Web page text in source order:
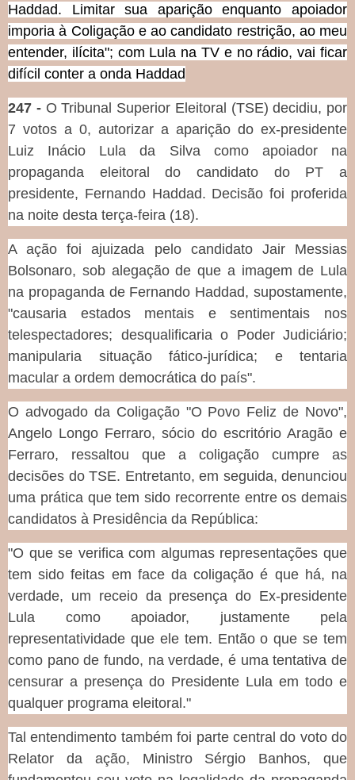
Haddad. Limitar sua aparição enquanto apoiador
imporia à Coligação e ao candidato restrição, ao meu
entender, ilícita"; com Lula na TV e no rádio, vai ficar
difícil conter a onda Haddad
247 -O Tribunal Superior Eleitoral (TSE) decidiu, por
7 votos a 0, autorizar a aparição do ex-presidente
Luiz Inácio Lula da Silva como apoiador na
propaganda eleitoral do candidato do PT a
presidente, Fernando Haddad. Decisão foi proferida
na noite desta terça-feira (18).
A ação foi ajuizada pelo candidato Jair Messias
Bolsonaro, sob alegação de que a imagem de Lula
na propaganda de Fernando Haddad, supostamente,
"causaria estados mentais e sentimentais nos
telespectadores; desqualificaria o Poder Judiciário;
manipularia situação fático-jurídica; e tentaria
macular a ordem democrática do país".
O advogado da Coligação "O Povo Feliz de Novo",
Angelo Longo Ferraro, sócio do escritório Aragão e
Ferraro, ressaltou que a coligação cumpre as
decisões do TSE. Entretanto, em seguida, denunciou
uma prática que tem sido recorrente entre os demais
candidatos à Presidência da República:
"O que se verifica com algumas representações que
tem sido feitas em face da coligação é que há, na
verdade, um receio da presença do Ex-presidente
Lula como apoiador, justamente pela
representatividade que ele tem. Então o que se tem
como pano de fundo, na verdade, é uma tentativa de
censurar a presença do Presidente Lula em todo e
qualquer programa eleitoral."
Tal entendimento também foi parte central do voto do
Relator da ação, Ministro Sérgio Banhos, que